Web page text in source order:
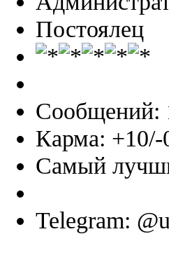
Постоялец
Сообщений:
Карма: +10/-
Самый
Telegram: